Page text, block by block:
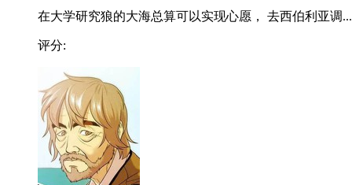
在大学研究狼的大海总算可以实现心愿， 去西伯利亚调...
评分: